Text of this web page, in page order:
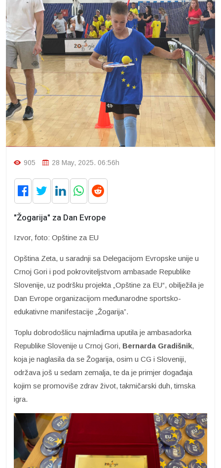
905 28 May, 2025. 06:56h
"Žogarija" za Dan Evrope
Izvor, foto: Opštine za EU
Opština Zeta, u saradnji sa Delegacijom Evropske unije u
Crnoj Gori i pod pokroviteljstvom ambasade Republike
Slovenije, uz podršku projekta „Opštine za EU“, obilježila je
Dan Evrope organizacijom međunarodne sportsko-
edukativne manifestacije „Žogarija”.
Toplu dobrodošlicu najmlađima uputila je ambasadorka
Republike Slovenije u Crnoj Gori, Bernarda Gradišnik,
koja je naglasila da se Žogarija, osim u CG i Sloveniji,
održava još u sedam zemalja, te da je primjer događaja
kojim se promoviše zdrav život, takmičarski duh, timska
igra.